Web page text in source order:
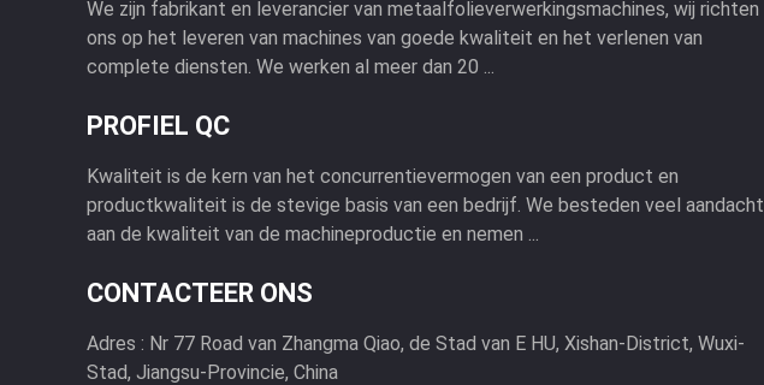
We zijn fabrikant en leverancier van metaalfolieverwerkingsmachines, wij richten
ons op het leveren van machines van goede kwaliteit en het verlenen van
complete diensten. We werken al meer dan 20 ...
PROFIEL QC
Kwaliteit is de kern van het concurrentievermogen van een product en
productkwaliteit is de stevige basis van een bedrijf. We besteden veel aandacht
aan de kwaliteit van de machineproductie en nemen ...
CONTACTEER ONS
Adres : Nr 77 Road van Zhangma Qiao, de Stad van E HU, Xishan-District, Wuxi-
Stad, Jiangsu-Provincie, China